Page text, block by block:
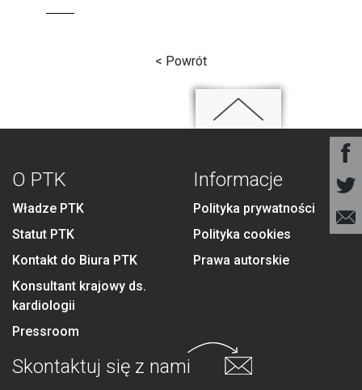
< Powrót
O PTK
Władze PTK
Statut PTK
Kontakt do Biura PTK
Konsultant krajowy ds.
kardiologii
Pressroom
Informacje
Polityka prywatności
Polityka cookies
Prawa autorskie
Skontaktuj się z nami